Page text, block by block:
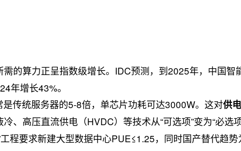
需的算力正呈指数级增长。IDC预测，到2025年，中国智
年增长43%。
传统服务器的5-8倍，单芯片功耗可达3000W。这对供
、高压直流供电（HVDC）等技术从“可选项”变为“必选项
工程要求新建大型数据中心PUE≤1.25，同时国产替代趋势